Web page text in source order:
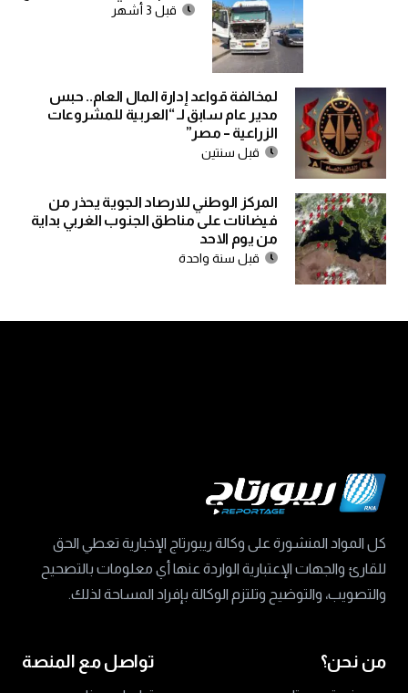
قبل 3 أشهر
لمخالفة قواعد إدارة المال العام.. حبس
مدير عام سابق لـ “العربية للمشروعات
الزراعية – مصر”
قبل سنتين
المركز الوطني للارصاد الجوية يحذر من
فيضانات على مناطق الجنوب الغربي بداية
من يوم الاحد
قبل سنة واحدة
كل المواد المنشورة على وكالة ريبورتاج الإخبارية تعطي الحق
للقارئ والجهات الإعتبارية الواردة عنها أي معلومات بالتصحيح
والتصويب، والتوضيح وتلتزم الوكالة بإفراد المساحة لذلك.
من نحن؟ تواصل مع المنصة